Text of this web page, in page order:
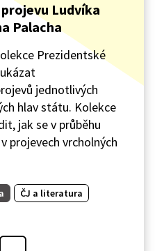
Ludvíka
Palacha
Prezidentské
jednotlivých
hlav státu. Kolekce
jak se v průběhu
projevech vrcholných
ČJ a literatura